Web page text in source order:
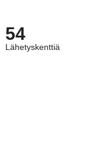
54
Lähetyskenttiä